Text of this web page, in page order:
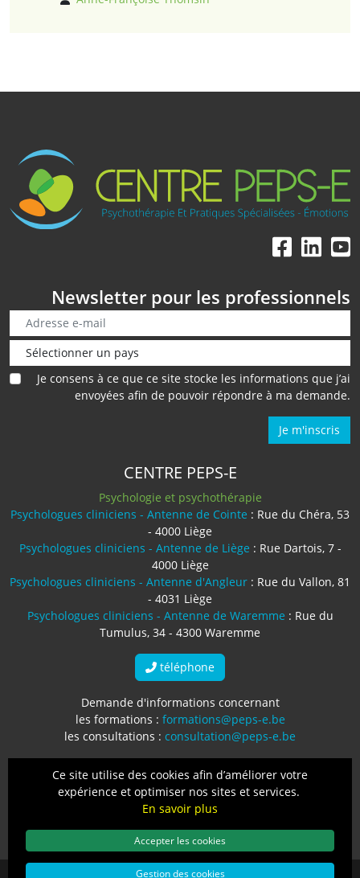
Newsletter pour les professionnels
Je consens à ce que ce site stocke les informations que j’ai
envoyées afin de pouvoir répondre à ma demande.
Je m'inscris
CENTRE PEPS-E
Psychologie et psychothérapie
Psychologues cliniciens - Antenne de Cointe : Rue du Chéra, 53
- 4000 Liège
Psychologues cliniciens - Antenne de Liège : Rue Dartois, 7 -
4000 Liège
Psychologues cliniciens - Antenne d'Angleur : Rue du Vallon, 81
- 4031 Liège
Psychologues cliniciens - Antenne de Waremme : Rue du
Tumulus, 34 - 4300 Waremme
téléphone
Demande d'informations concernant
les formations : formations@peps-e.be
les consultations : consultation@peps-e.be
Protection des données-Mentions légales-Conditions
générales
Ce site utilise des cookies afin d’améliorer votre
expérience et optimiser nos sites et services.
En savoir plus
Accepter les cookies
Gestion des cookies